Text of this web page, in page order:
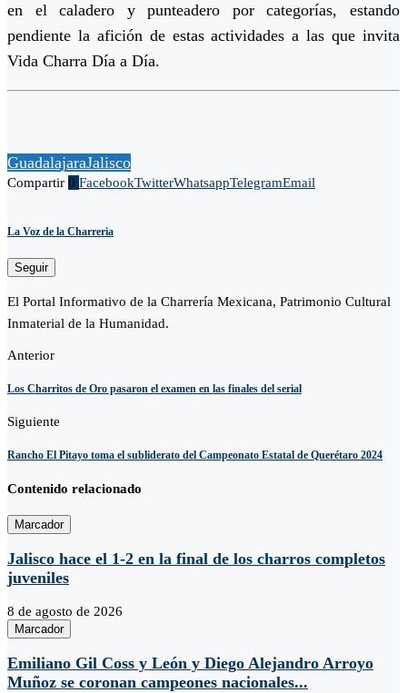
en el caladero y punteadero por categorías, estando
pendiente la afición de estas actividades a las que invita
Vida Charra Día a Día.
GuadalajaraJalisco
Compartir 0 FacebookTwitterWhatsappTelegramEmail
La Voz de la Charreria
Seguir
El Portal Informativo de la Charrería Mexicana, Patrimonio Cultural
Inmaterial de la Humanidad.
Anterior
Los Charritos de Oro pasaron el examen en las finales del serial
Siguiente
Rancho El Pitayo toma el subliderato del Campeonato Estatal de Querétaro 2024
Contenido relacionado
Marcador
Jalisco hace el 1-2 en la final de los charros completos
juveniles
8 de agosto de 2026
Marcador
Emiliano Gil Coss y León y Diego Alejandro Arroyo
Muñoz se coronan campeones nacionales...